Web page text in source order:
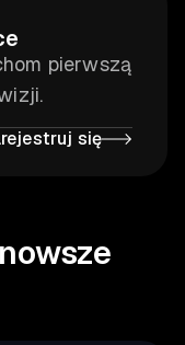
pierwszą
się